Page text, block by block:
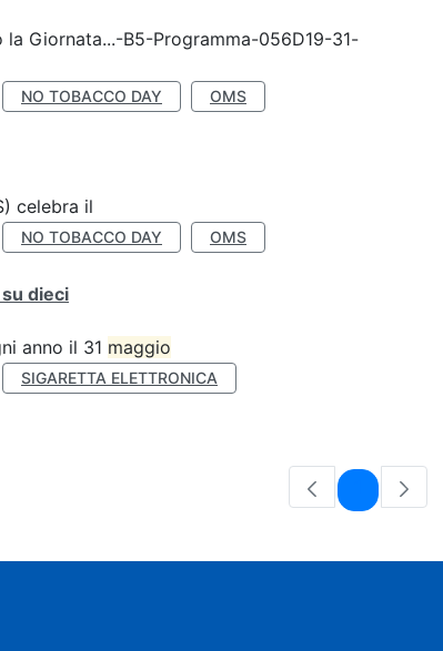
Giornata...-B5-Programma-056D19-31-
NO TOBACCO DAY OMS
celebra il
NO TOBACCO DAY OMS
dieci
anno il 31 maggio
SIGARETTA ELETTRONICA
Pagina